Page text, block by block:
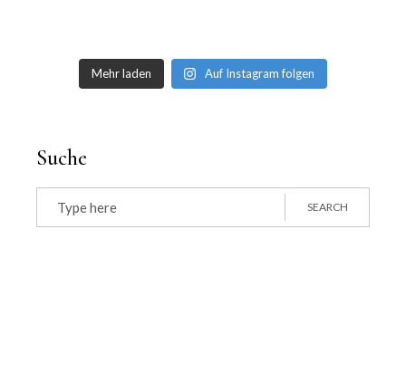
Mehr laden Auf Instagram folgen
Suche
Search
for:
SEARCH